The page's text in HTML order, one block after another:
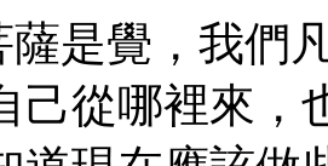
覺，我們凡
己從哪裡來，